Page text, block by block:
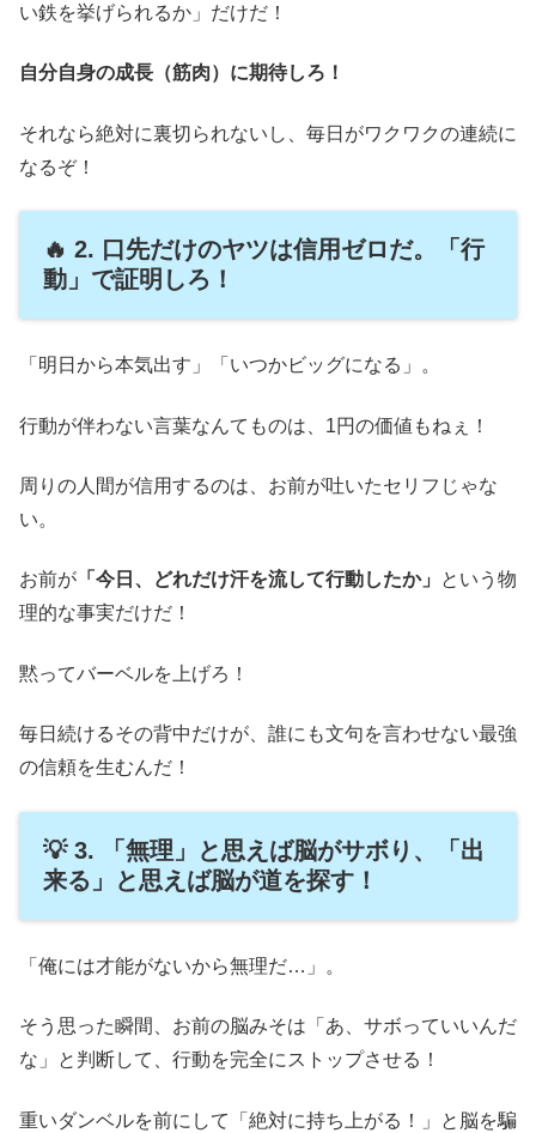
い鉄を挙げられるか」だけだ！
自分自身の成長（筋肉）に期待しろ！
それなら絶対に裏切られないし、毎日がワクワクの連続に
なるぞ！
🔥 2. 口先だけのヤツは信用ゼロだ。「行
動」で証明しろ！
「明日から本気出す」「いつかビッグになる」。
行動が伴わない言葉なんてものは、1円の価値もねぇ！
周りの人間が信用するのは、お前が吐いたセリフじゃな
い。
お前が 「今日、どれだけ汗を流して行動したか」
という物
理的な事実だけだ！
黙ってバーベルを上げろ！
毎日続けるその背中だけが、誰にも文句を言わせない最強
の信頼を生むんだ！
💡 3. 「無理」と思えば脳がサボり、「出
来る」と思えば脳が道を探す！
「俺には才能がないから無理だ…」。
そう思った瞬間、お前の脳みそは「あ、サボっていいんだ
な」と判断して、行動を完全にストップさせる！
重いダンベルを前にして「絶対に持ち上がる！」と脳を騙